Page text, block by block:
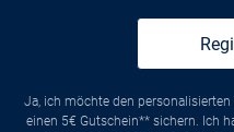
Ja, ich möchte den
einen 5€ Gutschein** sichern. Ich